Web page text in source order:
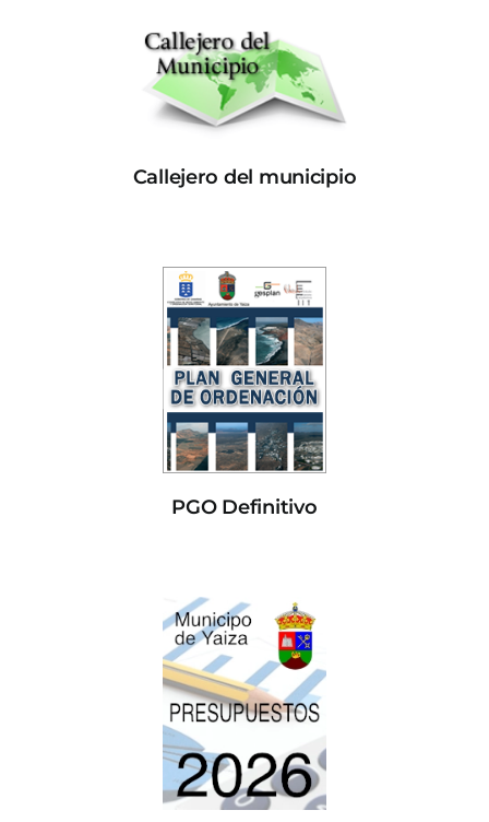
Callejero del municipio
PGO Definitivo